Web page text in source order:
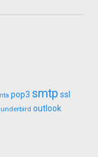
pop3 smtp ssl
outlook